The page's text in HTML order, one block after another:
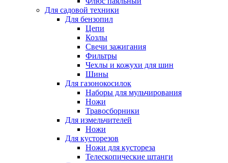
Для садовой техники
Для бензопил
Цепи
Козлы
Свечи зажигания
Фильтры
Чехлы и кожухи для шин
Шины
Для газонокосилок
Наборы для мульчирования
Ножи
Травосборники
Для измельчителей
Ножи
Для кусторезов
Ножи для кустореза
Телескопические штанги